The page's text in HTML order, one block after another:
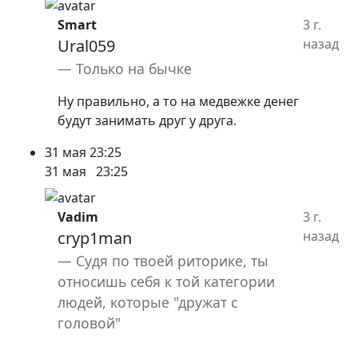
Smart
Ural059
Только на бычке
Ну правильно, а то на медвежке денег
будут занимать друг у друга.
3 г.
назад
31 мая 23:25
31 мая 23:25
Vadim
cryp1man
Судя по твоей риторике, ты
относишь себя к той категории
людей, которые "дружат с
головой"
3 г.
назад